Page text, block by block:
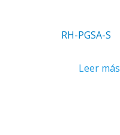
RH-PGSA-S
Leer más